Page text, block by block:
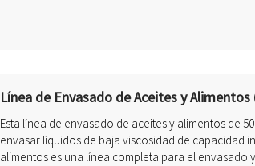
Línea de Envasado de Aceites y
Esta línea de envasado de aceites y alimentos de
envasar líquidos de baja viscosidad de capacidad
alimentos es una línea completa para el